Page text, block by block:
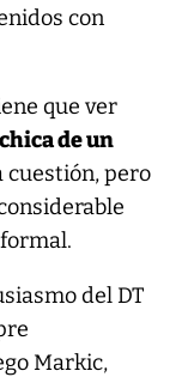
con
que ver
de un
cuestión, pero
del DT
Markic,